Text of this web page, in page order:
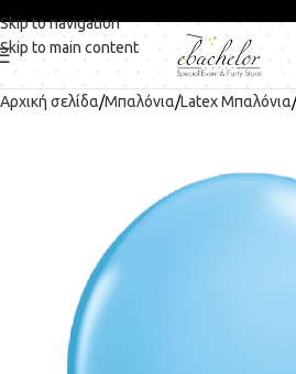
Skip to navigation
Skip to main content
Αρχική σελίδα Μπαλόνια Latex Μπαλόνια